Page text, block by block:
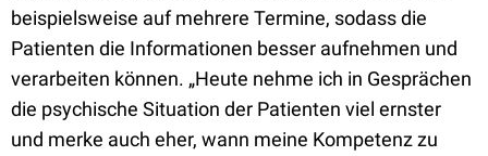
beispielsweise auf mehrere Termine, sodass die
Patienten die Informationen besser aufnehmen und
verarbeiten können. „Heute nehme ich in Gesprächen
die psychische Situation der Patienten viel ernster
und merke auch eher, wann meine Kompetenz zu